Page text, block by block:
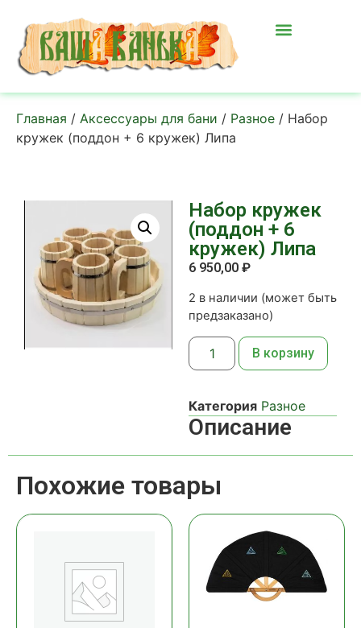
Главная / Аксессуары для бани / Разное / Набор
кружек (поддон + 6 кружек) Липа
Набор кружек
(поддон + 6
кружек) Липа
6 950,00 ₽
2 в наличии (может быть
предзаказано)
В корзину
Категория Разное
Описание
Похожие товары